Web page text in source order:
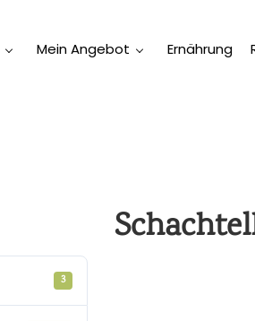
Mein Angebot Ernährung
3